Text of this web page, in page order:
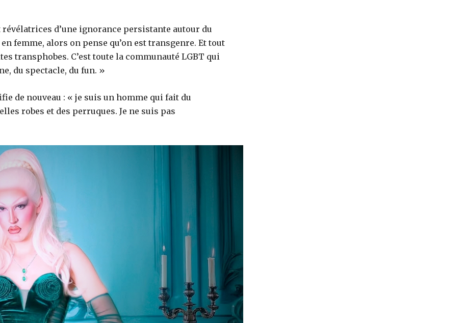
d’une ignorance persistante autour du
femme, alors on pense qu’on est transgenre. Et tout
transphobes. C’est toute la communauté LGBT qui
du spectacle, du fun. »
de nouveau : « je suis un homme qui fait du
robes et des perruques. Je ne suis pas